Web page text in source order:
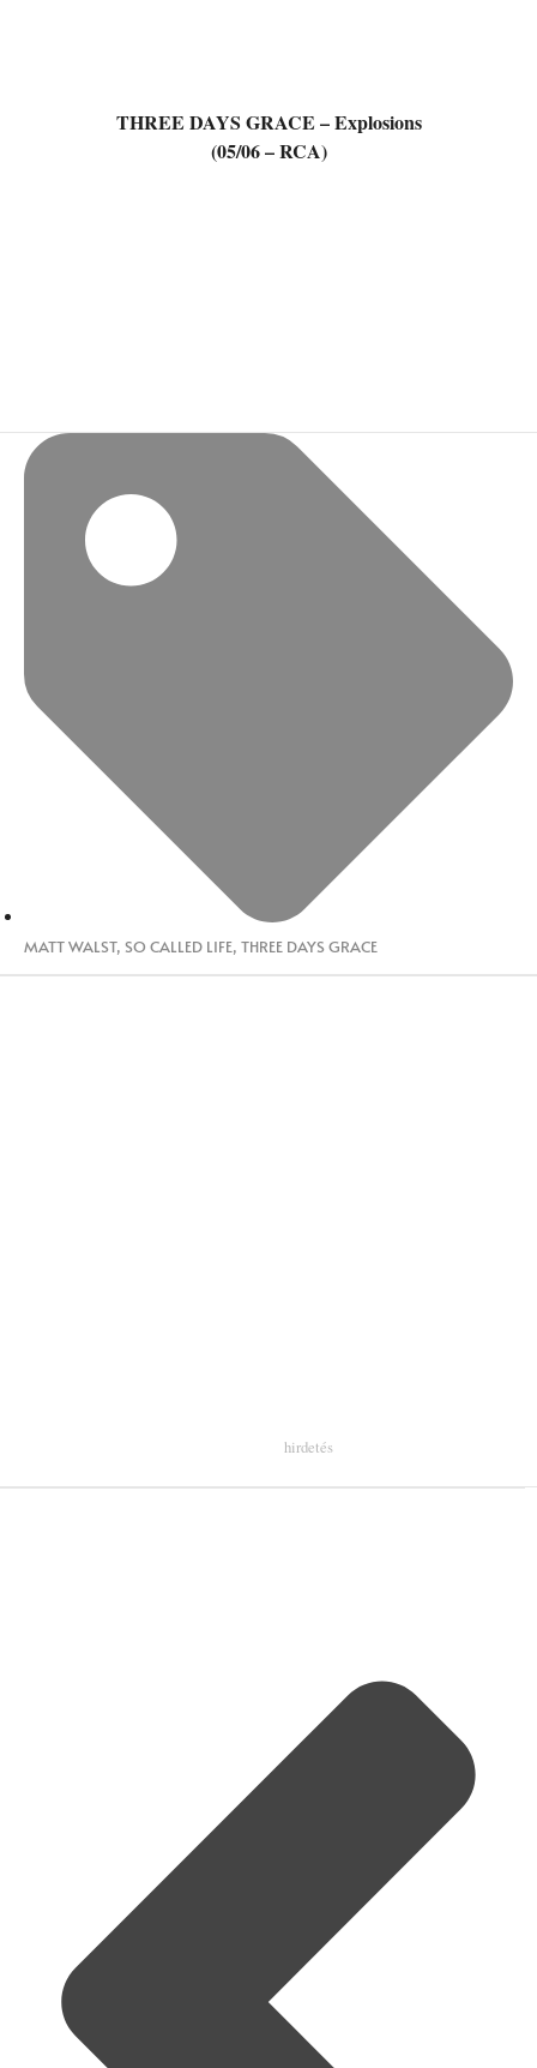
THREE DAYS GRACE – Explosions
(05/06 – RCA)
MATT WALST, SO CALLED LIFE, THREE DAYS GRACE